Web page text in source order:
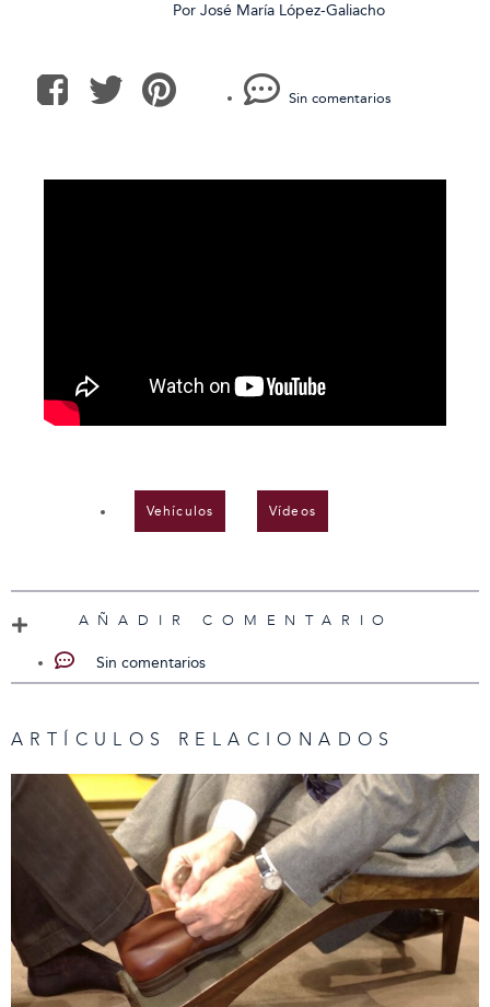
Por José María López-Galiacho
Sin comentarios
Vehículos Vídeos
AÑADIR COMENTARIO
Sin comentarios
ARTÍCULOS RELACIONADOS